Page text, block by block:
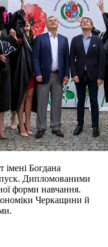
імені Богдана
Дипломованими
форми навчання.
Черкащини й